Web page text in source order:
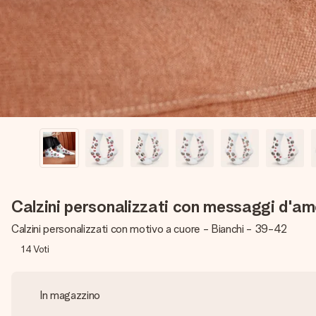
Calzini personalizzati con messaggi
Calzini personalizzati con motivo a cuore - Bianchi - 39-42
14Voti
In magazzino